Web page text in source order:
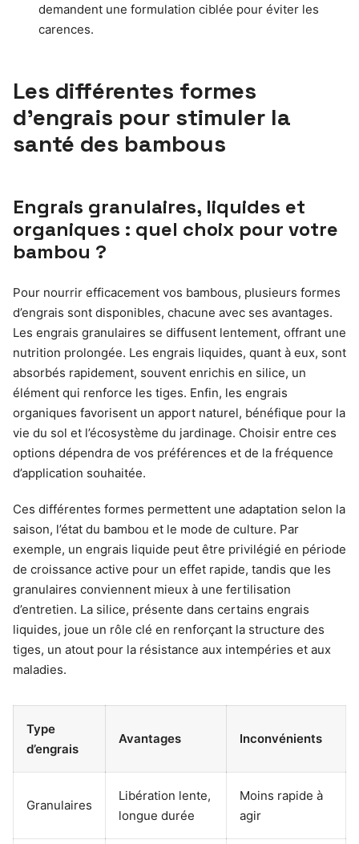
demandent une formulation ciblée pour éviter les
carences.
Les différentes formes
d’engrais pour stimuler la
santé des bambous
Engrais granulaires, liquides et
organiques : quel choix pour votre
bambou ?
Pour nourrir efficacement vos bambous, plusieurs formes
d’engrais sont disponibles, chacune avec ses avantages.
Les engrais granulaires se diffusent lentement, offrant une
nutrition prolongée. Les engrais liquides, quant à eux, sont
absorbés rapidement, souvent enrichis en silice, un
élément qui renforce les tiges. Enfin, les engrais
organiques favorisent un apport naturel, bénéfique pour la
vie du sol et l’écosystème du jardinage. Choisir entre ces
options dépendra de vos préférences et de la fréquence
d’application souhaitée.
Ces différentes formes permettent une adaptation selon la
saison, l’état du bambou et le mode de culture. Par
exemple, un engrais liquide peut être privilégié en période
de croissance active pour un effet rapide, tandis que les
granulaires conviennent mieux à une fertilisation
d’entretien. La silice, présente dans certains engrais
liquides, joue un rôle clé en renforçant la structure des
tiges, un atout pour la résistance aux intempéries et aux
maladies.
Type
d’engrais
Avantages Inconvénients
Granulaires
Libération lente,
longue durée
Moins rapide à
agir